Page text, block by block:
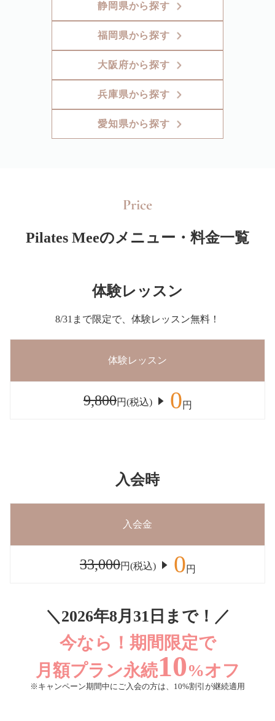
静岡県から探す
福岡県から探す
大阪府から探す
兵庫県から探す
愛知県から探す
Price
Pilates Meeのメニュー・料金一覧
体験レッスン
8/31まで限定で、体験レッスン無料！
体験レッスン
9,800円(税込) 0円
入会時
入会金
33,000円(税込) 0円
＼2026年8月31日まで！／
今なら！期間限定で
月額プラン永続10%オフ
※キャンペーン期間中にご入会の方は、10%割引が継続適用